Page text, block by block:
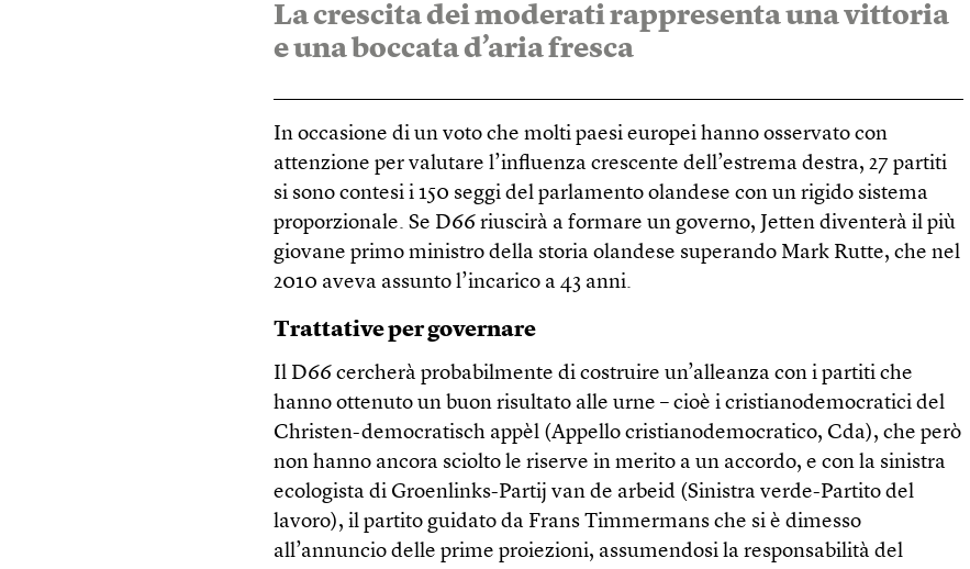
La crescita dei moderati rappresenta una vittoria
e una boccata d’aria fresca
In occasione di un voto che molti paesi europei hanno osservato con
attenzione per valutare l’influenza crescente dell’estrema destra, 27 partiti
si sono contesi i 150 seggi del parlamento olandese con un rigido sistema
proporzionale. Se D66 riuscirà a formare un governo, Jetten diventerà il più
giovane primo ministro della storia olandese superando Mark Rutte, che nel
2010 aveva assunto l’incarico a 43 anni.
Trattative per governare
Il D66 cercherà probabilmente di costruire un’alleanza con i partiti che
hanno ottenuto un buon risultato alle urne – cioè i cristianodemocratici del
Christen-democratisch appèl (Appello cristianodemocratico, Cda), che però
non hanno ancora sciolto le riserve in merito a un accordo, e con la sinistra
ecologista di Groenlinks-Partij van de arbeid (Sinistra verde-Partito del
lavoro), il partito guidato da Frans Timmermans che si è dimesso
all’annuncio delle prime proiezioni, assumendosi la responsabilità del